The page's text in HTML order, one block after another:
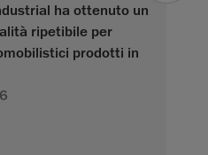
ha ottenuto un
ripetibile per
prodotti in